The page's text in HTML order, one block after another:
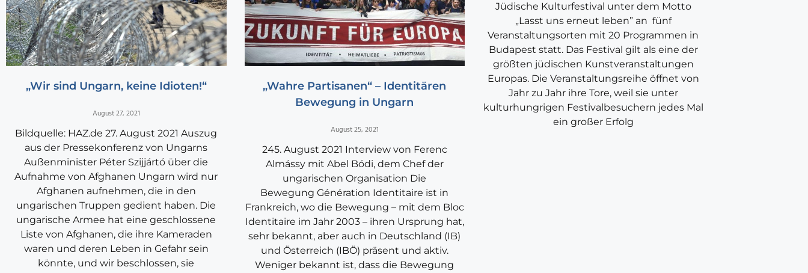
„Wir sind Ungarn, keine Idioten!“
August 27, 2021
Bildquelle: HAZ.de 27. August 2021 Auszug
aus der Pressekonferenz von Ungarns
Außenminister Péter Szijjártó über die
Aufnahme von Afghanen Ungarn wird nur
Afghanen aufnehmen, die in den
ungarischen Truppen gedient haben. Die
ungarische Armee hat eine geschlossene
Liste von Afghanen, die ihre Kameraden
waren und deren Leben in Gefahr sein
könnte, und wir beschlossen, sie
„Wahre Partisanen“ – Identitären
Bewegung in Ungarn
August 25, 2021
245. August 2021 Interview von Ferenc
Almássy mit Abel Bódi, dem Chef der
ungarischen Organisation Die
Bewegung Génération Identitaire ist in
Frankreich, wo die Bewegung – mit dem Bloc
Identitaire im Jahr 2003 – ihren Ursprung hat,
sehr bekannt, aber auch in Deutschland (IB)
und Österreich (IBÖ) präsent und aktiv.
Weniger bekannt ist, dass die Bewegung
Jüdische Kulturfestival unter dem Motto
„Lasst uns erneut leben” an fünf
Veranstaltungsorten mit 20 Programmen in
Budapest statt. Das Festival gilt als eine der
größten jüdischen Kunstveranstaltungen
Europas. Die Veranstaltungsreihe öffnet von
Jahr zu Jahr ihre Tore, weil sie unter
kulturhungrigen Festivalbesuchern jedes Mal
ein großer Erfolg